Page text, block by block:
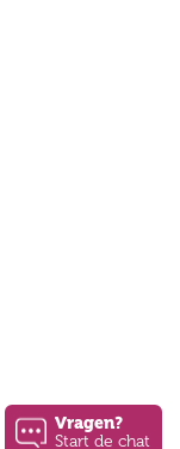
Vragen?
Start de chat